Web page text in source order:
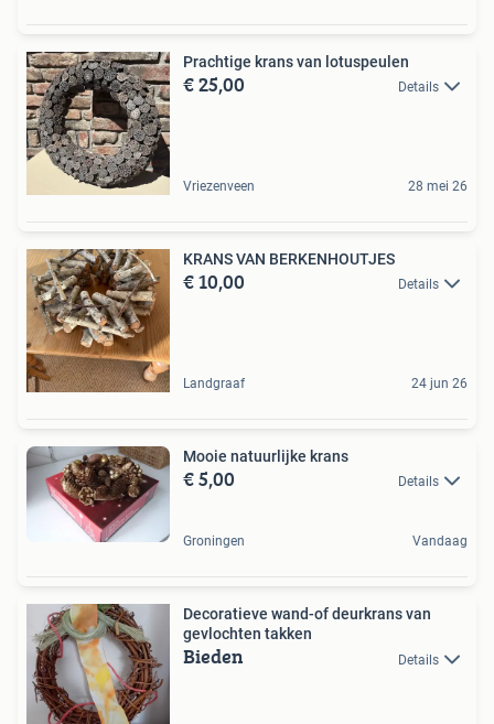
Prachtige krans van lotuspeulen
€ 25,00 Details
Vriezenveen 28 mei 26
KRANS VAN BERKENHOUTJES
€ 10,00 Details
Landgraaf 24 jun 26
Mooie natuurlijke krans
€ 5,00 Details
Groningen Vandaag
Decoratieve wand-of deurkrans van
gevlochten takken
Bieden Details